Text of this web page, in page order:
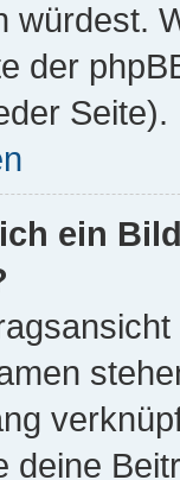
würdest.
der
Seite).
ein
deine